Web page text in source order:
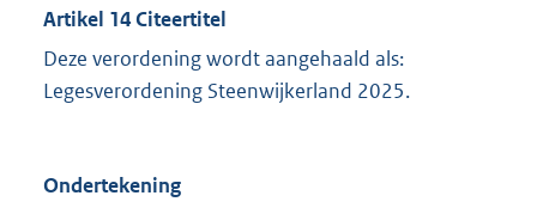
Artikel 14 Citeertitel
Deze verordening wordt aangehaald als:
Legesverordening Steenwijkerland 2025.
Ondertekening